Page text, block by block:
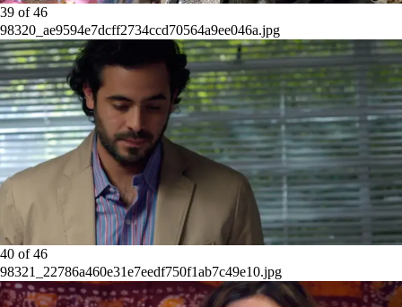
39 of46
98320_ae9594e7dcff2734ccd70564a9ee046a.jpg
40 of46
98321_22786a460e31e7eedf750f1ab7c49e10.jpg